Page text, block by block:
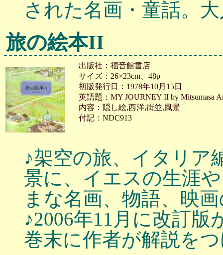
された名画・童話。
旅の絵本II
出版社：福音館書店
サイズ：26×23cm、48p
初版発行日：1978年10月15日
英語題：MY JOURNEY II by Mitsumasa
内容：隠し絵,西洋,街並,風景
付記：NDC913
♪架空の旅、イタリア
景に、イエスの生涯
まな名画、物語、映
♪2006年11月に改訂
巻末に作者が解説を